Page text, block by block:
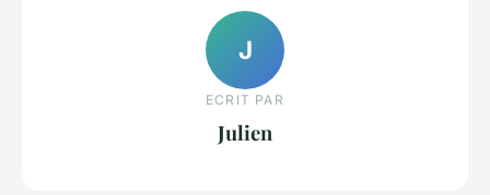
J
ECRIT PAR
Julien